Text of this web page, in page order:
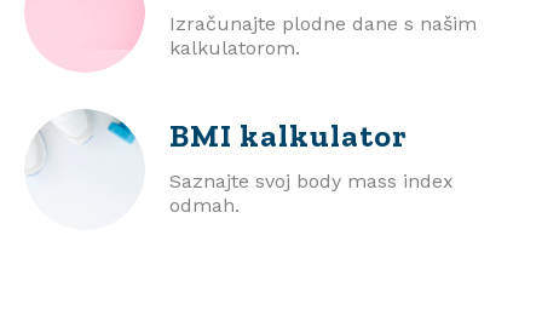
Izračunajte plodne dane s našim
kalkulatorom.
BMI kalkulator
Saznajte svoj body mass index
odmah.